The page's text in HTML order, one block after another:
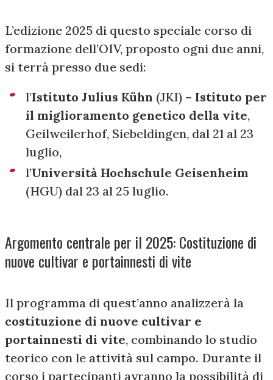
L’edizione 2025 di questo speciale corso di
formazione dell’OIV, proposto ogni due anni,
si terrà presso due sedi:
l’Istituto Julius Kühn (JKI) – Istituto per
il miglioramento genetico della vite,
Geilweilerhof, Siebeldingen, dal 21 al 23
luglio,
l’Università Hochschule Geisenheim
(HGU) dal 23 al 25 luglio.
Argomento centrale per il 2025: Costituzione di
nuove cultivar e portainnesti di vite
Il programma di quest’anno analizzerà la
costituzione di nuove cultivar e
portainnesti di vite, combinando lo studio
teorico con le attività sul campo. Durante il
corso i partecipanti avranno la possibilità di